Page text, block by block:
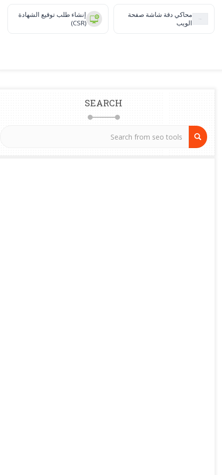
محاكي دقة شاشة صفحة
الويب
إنشاء طلب توقيع الشهادة
(CSR)
SEARCH